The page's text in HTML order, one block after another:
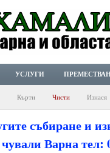
УСЛУГИ
Кърти Чисти Изнася
събиране и
Варна тел: